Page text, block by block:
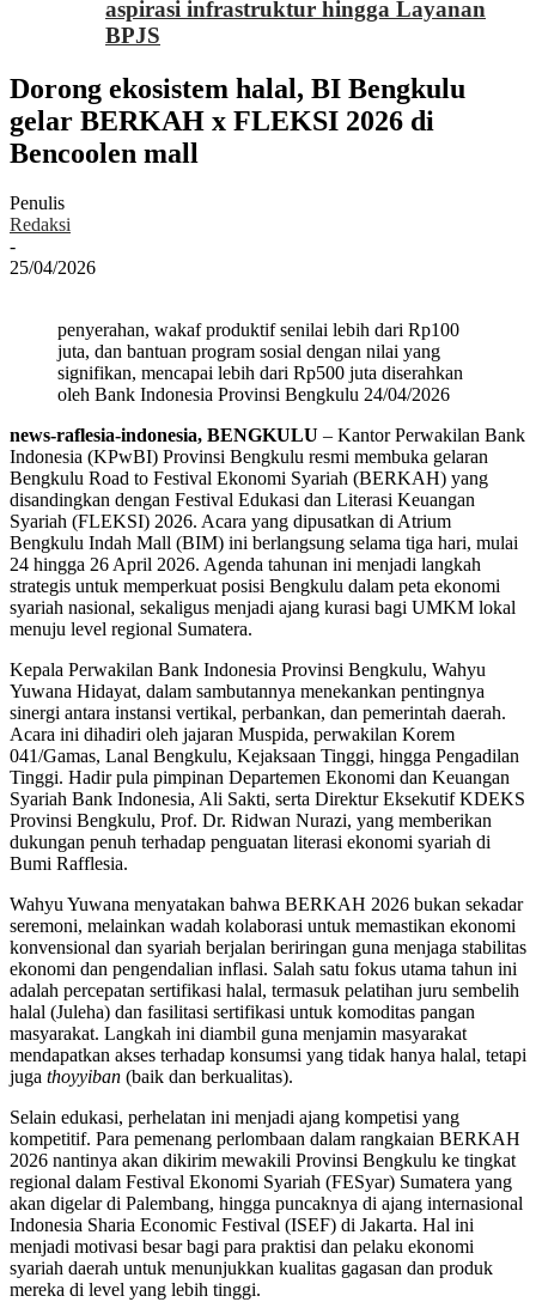
aspirasi infrastruktur hingga Layanan
BPJS
Dorong ekosistem halal, BI Bengkulu
gelar BERKAH x FLEKSI 2026 di
Bencoolen mall
Penulis
Redaksi
-
25/04/2026
penyerahan, wakaf produktif senilai lebih dari Rp100
juta, dan bantuan program sosial dengan nilai yang
signifikan, mencapai lebih dari Rp500 juta diserahkan
oleh Bank Indonesia Provinsi Bengkulu 24/04/2026
news-raflesia-indonesia, BENGKULU – Kantor Perwakilan Bank
Indonesia (KPwBI) Provinsi Bengkulu resmi membuka gelaran
Bengkulu Road to Festival Ekonomi Syariah (BERKAH) yang
disandingkan dengan Festival Edukasi dan Literasi Keuangan
Syariah (FLEKSI) 2026. Acara yang dipusatkan di Atrium
Bengkulu Indah Mall (BIM) ini berlangsung selama tiga hari, mulai
24 hingga 26 April 2026. Agenda tahunan ini menjadi langkah
strategis untuk memperkuat posisi Bengkulu dalam peta ekonomi
syariah nasional, sekaligus menjadi ajang kurasi bagi UMKM lokal
menuju level regional Sumatera.
Kepala Perwakilan Bank Indonesia Provinsi Bengkulu, Wahyu
Yuwana Hidayat, dalam sambutannya menekankan pentingnya
sinergi antara instansi vertikal, perbankan, dan pemerintah daerah.
Acara ini dihadiri oleh jajaran Muspida, perwakilan Korem
041/Gamas, Lanal Bengkulu, Kejaksaan Tinggi, hingga Pengadilan
Tinggi. Hadir pula pimpinan Departemen Ekonomi dan Keuangan
Syariah Bank Indonesia, Ali Sakti, serta Direktur Eksekutif KDEKS
Provinsi Bengkulu, Prof. Dr. Ridwan Nurazi, yang memberikan
dukungan penuh terhadap penguatan literasi ekonomi syariah di
Bumi Rafflesia.
Wahyu Yuwana menyatakan bahwa BERKAH 2026 bukan sekadar
seremoni, melainkan wadah kolaborasi untuk memastikan ekonomi
konvensional dan syariah berjalan beriringan guna menjaga stabilitas
ekonomi dan pengendalian inflasi. Salah satu fokus utama tahun ini
adalah percepatan sertifikasi halal, termasuk pelatihan juru sembelih
halal (Juleha) dan fasilitasi sertifikasi untuk komoditas pangan
masyarakat. Langkah ini diambil guna menjamin masyarakat
mendapatkan akses terhadap konsumsi yang tidak hanya halal, tetapi
juga thoyyiban (baik dan berkualitas).
Selain edukasi, perhelatan ini menjadi ajang kompetisi yang
kompetitif. Para pemenang perlombaan dalam rangkaian BERKAH
2026 nantinya akan dikirim mewakili Provinsi Bengkulu ke tingkat
regional dalam Festival Ekonomi Syariah (FESyar) Sumatera yang
akan digelar di Palembang, hingga puncaknya di ajang internasional
Indonesia Sharia Economic Festival (ISEF) di Jakarta. Hal ini
menjadi motivasi besar bagi para praktisi dan pelaku ekonomi
syariah daerah untuk menunjukkan kualitas gagasan dan produk
mereka di level yang lebih tinggi.